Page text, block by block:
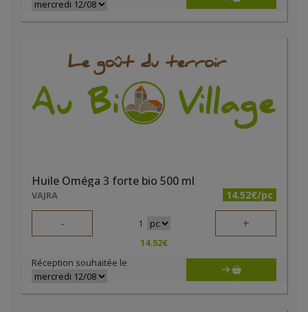
Huile Oméga 3 forte bio 500 ml
VAJRA 14.52€/pc
- 1 +
14.52€
Réception souhaitée le